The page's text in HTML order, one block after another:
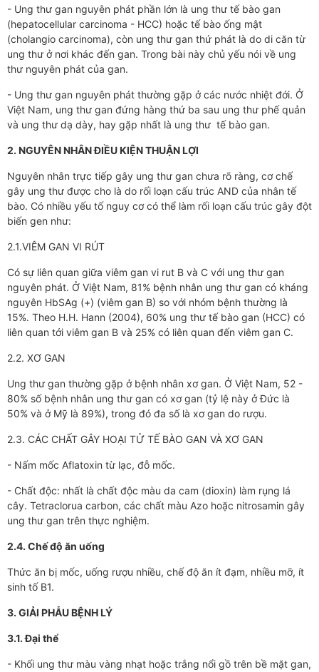
- Ung thư gan nguyên phát phần lớn là ung thư tế bào gan
(hepatocellular carcinoma - HCC) hoặc tế bào ống mật
(cholangio carcinoma), còn ung thư gan thứ phát là do di căn từ
ung thư ở nơi khác đến gan. Trong bài này chủ yếu nói về ung
thư nguyên phát của gan.
- Ung thư gan nguyên phát thường gặp ở các nước nhiệt đới. Ở
Việt Nam, ung thư gan đứng hàng thứ ba sau ung thư phế quản
và ung thư dạ dày, hay gặp nhất là ung thư tế bào gan.
2. NGUYÊN NHÂN ĐIỀU KIỆN THUẬN LỢI
Nguyên nhân trực tiếp gây ung thư gan chưa rõ ràng, cơ chế
gây ung thư được cho là do rối loạn cấu trúc AND của nhân tế
bào. Có nhiều yếu tố nguy cơ có thể làm rối loạn cấu trúc gây đột
biến gen như:
2.1.VIÊM GAN VI RÚT
Có sự liên quan giữa viêm gan vi rut B và C với ung thư gan
nguyên phát. Ở Việt Nam, 81% bệnh nhân ung thư gan có kháng
nguyên HbSAg (+) (viêm gan B) so với nhóm bệnh thường là
15%. Theo H.H. Hann (2004), 60% ung thư tế bào gan (HCC) có
liên quan tới viêm gan B và 25% có liên quan đến viêm gan C.
2.2. XƠ GAN
Ung thư gan thường gặp ở bệnh nhân xơ gan. Ở Việt Nam, 52 -
80% số bệnh nhân ung thư gan có xơ gan (tỷ lệ này ở Đức là
50% và ở Mỹ là 89%), trong đó đa số là xơ gan do rượu.
2.3. CÁC CHẤT GÂY HOẠI TỬ TẾ BÀO GAN VÀ XƠ GAN
- Nấm mốc Aflatoxin từ lạc, đỗ mốc.
- Chất độc: nhất là chất độc màu da cam (dioxin) làm rụng lá
cây. Tetraclorua carbon, các chất màu Azo hoặc nitrosamin gây
ung thư gan trên thực nghiệm.
2.4. Chế độ ăn uống
Thức ăn bị mốc, uống rượu nhiều, chế độ ăn ít đạm, nhiều mỡ, ít
sinh tố B1.
3. GIẢI PHẪU BỆNH LÝ
3.1. Đại thể
- Khối ung thư màu vàng nhạt hoặc trắng nổi gồ trên bề mặt gan,